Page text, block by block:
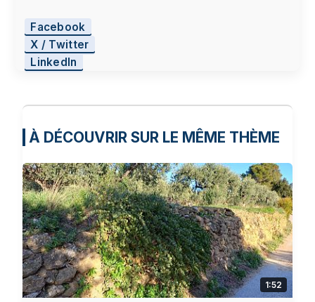
Facebook
X / Twitter
LinkedIn
À DÉCOUVRIR SUR LE MÊME THÈME
1:52